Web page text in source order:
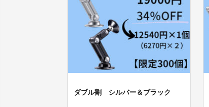
ダブル割 シルバー＆ブラック